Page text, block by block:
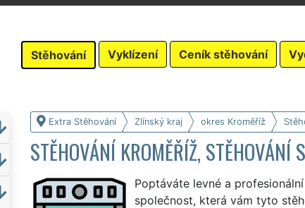
Stěhování Vyklízení Ceník stěhování
Extra Stěhování Zlínský kraj okres Kroměříž
STĚHOVÁNÍ KROMĚŘÍŽ, STĚHOVÁNÍ
Poptáváte levné a
společnost, která vám tyto